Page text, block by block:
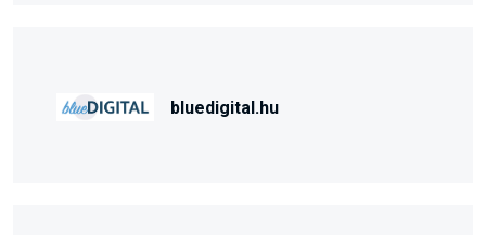
bluedigital.hu